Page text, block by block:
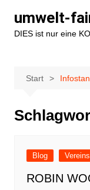
Inhalt
springen
umwelt-
DIES ist nur eine
Start
Blog
ROBIN